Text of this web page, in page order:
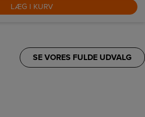
LÆG I KURV
SE VORES FULDE UDVALG